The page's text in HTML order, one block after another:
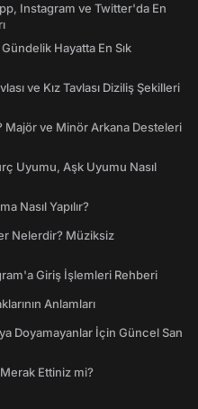
Instagram ve Twitter'da En
Hayatta En Sık
ve Kız Tavlası Diziliş Şekilleri
Majör ve Minör Arkana Desteleri
Uyumu, Aşk Uyumu Nasıl
Nasıl Yapılır?
Nelerdir? Müziksiz
Giriş İşlemleri Rehberi
Anlamları
Doyamayanlar İçin Güncel San
Ettiniz mi?